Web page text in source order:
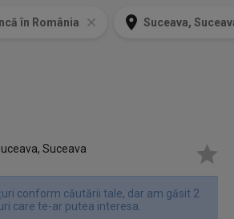
în România Suceava,
Suceava
conform căutării tale, dar am găsit 2
care te-ar putea interesa.